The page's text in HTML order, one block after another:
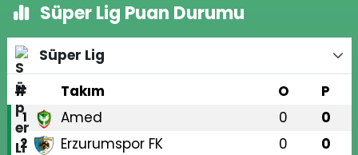
Süper Lig Puan Durumu
Süper Lig
#
Takım O P
1 Amed 0 0
2 Erzurumspor FK 0 0